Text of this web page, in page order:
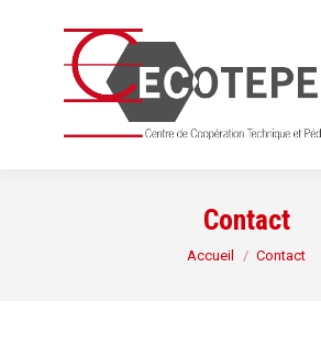
Contact
Vous êtes ici :
Accueil Contact